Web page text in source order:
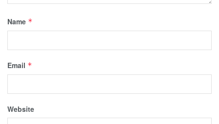
Name *
Email *
Website